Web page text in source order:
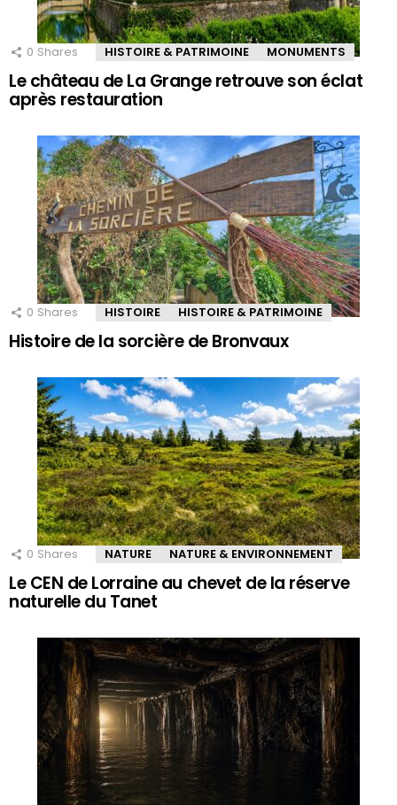
0 Shares HISTOIRE & PATRIMOINE MONUMENTS
Le château de La Grange retrouve son éclat
après restauration
0 Shares HISTOIRE HISTOIRE & PATRIMOINE
Histoire de la sorcière de Bronvaux
0 Shares NATURE NATURE & ENVIRONNEMENT
Le CEN de Lorraine au chevet de la réserve
naturelle du Tanet